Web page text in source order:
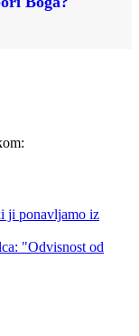
ji ponavljamo iz
"Odvisnost od